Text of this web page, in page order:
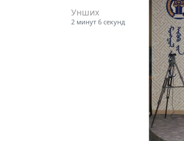
Унших
2 минут 6 секунд